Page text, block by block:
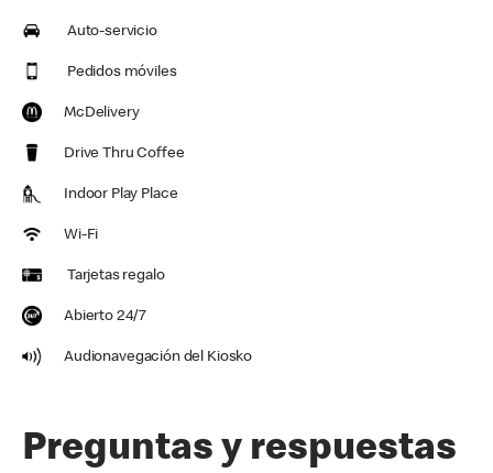
Auto-servicio
Pedidos móviles
McDelivery
Drive Thru Coffee
Indoor Play Place
Wi-Fi
Tarjetas regalo
Abierto 24/7
Audionavegación del Kiosko
Preguntas y respuestas